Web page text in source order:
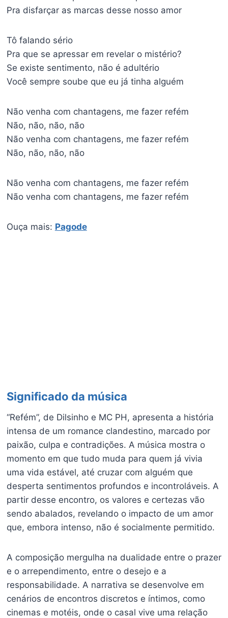
Pra disfarçar as marcas desse nosso amor
Tô falando sério
Pra que se apressar em revelar o mistério?
Se existe sentimento, não é adultério
Você sempre soube que eu já tinha alguém
Não venha com chantagens, me fazer refém
Não, não, não, não
Não venha com chantagens, me fazer refém
Não, não, não, não
Não venha com chantagens, me fazer refém
Não venha com chantagens, me fazer refém
Ouça mais: Pagode
Significado da música
“Refém”, de Dilsinho e MC PH, apresenta a história
intensa de um romance clandestino, marcado por
paixão, culpa e contradições. A música mostra o
momento em que tudo muda para quem já vivia
uma vida estável, até cruzar com alguém que
desperta sentimentos profundos e incontroláveis. A
partir desse encontro, os valores e certezas vão
sendo abalados, revelando o impacto de um amor
que, embora intenso, não é socialmente permitido.
A composição mergulha na dualidade entre o prazer
e o arrependimento, entre o desejo e a
responsabilidade. A narrativa se desenvolve em
cenários de encontros discretos e íntimos, como
cinemas e motéis, onde o casal vive uma relação